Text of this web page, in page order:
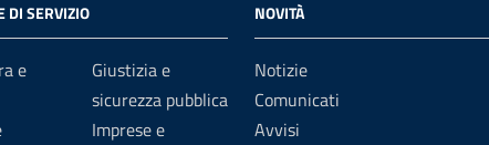
DI SERVIZIO
e
Giustizia e
sicurezza pubblica
Imprese e
NOVITÀ
Notizie
Comunicati
Avvisi